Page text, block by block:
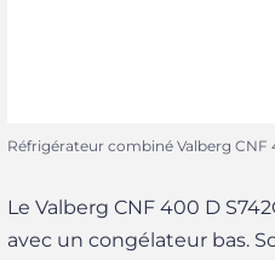
Réfrigérateur combiné Valberg CNF
Le Valberg CNF 400 D
avec un congélateur bas.